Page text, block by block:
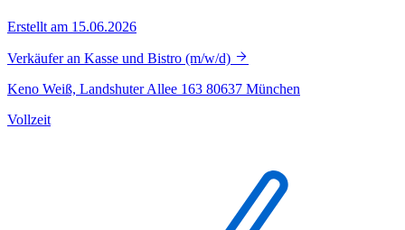
Erstellt am 15.06.2026
Verkäufer an Kasse und Bistro (m/w/d)
Keno Weiß, Landshuter Allee 163 80637 München
Vollzeit